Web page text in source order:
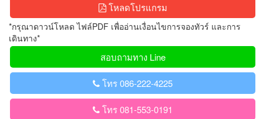
โหลดโปรแกรม
*กรุณาดาวน์โหลด ไฟล์PDF เพื่ออ่านเงื่อนไขการจองทัวร์ และการ
เดินทาง*
สอบถามทาง Line
โทร 086-222-4225
โทร 081-553-0191